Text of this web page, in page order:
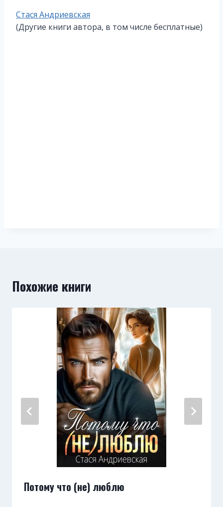
Метки
записи:
Стася Андриевская
(Другие книги автора, в том числе бесплатные)
Похожие книги
Потому что (не) люблю